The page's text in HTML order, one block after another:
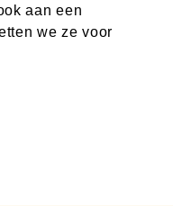
aan een
we ze voor